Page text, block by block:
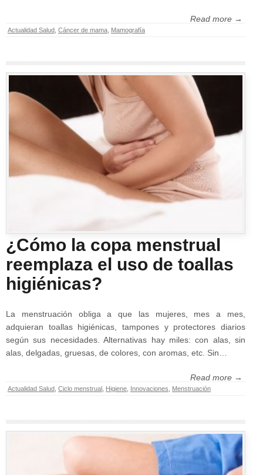
Read more →
Actualidad Salud Cáncer de mama Mamografía
¿Cómo la copa menstrual
reemplaza el uso de toallas
higiénicas?
La menstruación obliga a que las mujeres, mes a mes,
adquieran toallas higiénicas, tampones y protectores diarios
según sus necesidades. Alternativas hay miles: con alas, sin
alas, delgadas, gruesas, de colores, con aromas, etc. Sin…
Read more →
Actualidad Salud Ciclo menstrual Higiene Innovaciones Menstruación